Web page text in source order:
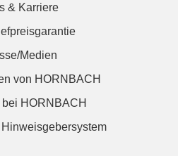
& Karriere
Medien
von HORNBACH
HORNBACH